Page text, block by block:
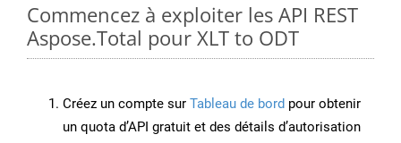
Commencez à exploiter les API REST
Aspose.Total pour XLT to ODT
Créez un compte sur Tableau de bord pour obtenir
un quota d’API gratuit et des détails d’autorisation